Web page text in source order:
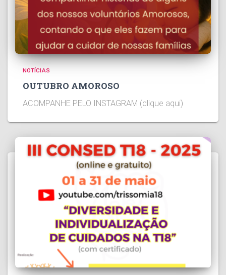
NOTÍCIAS
OUTUBRO AMOROSO
ACOMPANHE PELO INSTAGRAM (clique aqui)